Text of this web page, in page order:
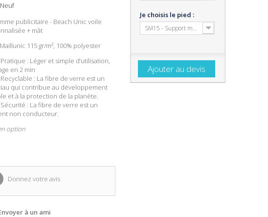
Neuf
publicitaire - Beach Unic voile
+ mât
115 gr/m², 100% polyester
Pratique : Léger et simple d’utilisation,
en 2 min
Recyclable : La fibre de verre est un
qui contribue au développement
et à la protection de la planète.
Sécurité : La fibre de verre est un
non conducteur.
option
Donnez votre avis
à un ami
Je choisis le pied :
SM15 - Support métal noir + embase métal
Ajouter au devis